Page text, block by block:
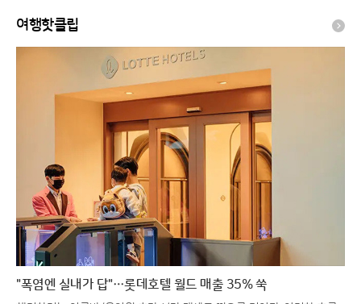
여행핫클립
"폭염엔 실내가 답"…롯데호텔 월드 매출 35% 쑥